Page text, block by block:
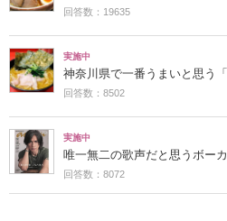
回答数：19635
実施中
神奈川県で一番うまいと思う
回答数：8502
実施中
唯一無二の歌声だと思うボー
回答数：8072